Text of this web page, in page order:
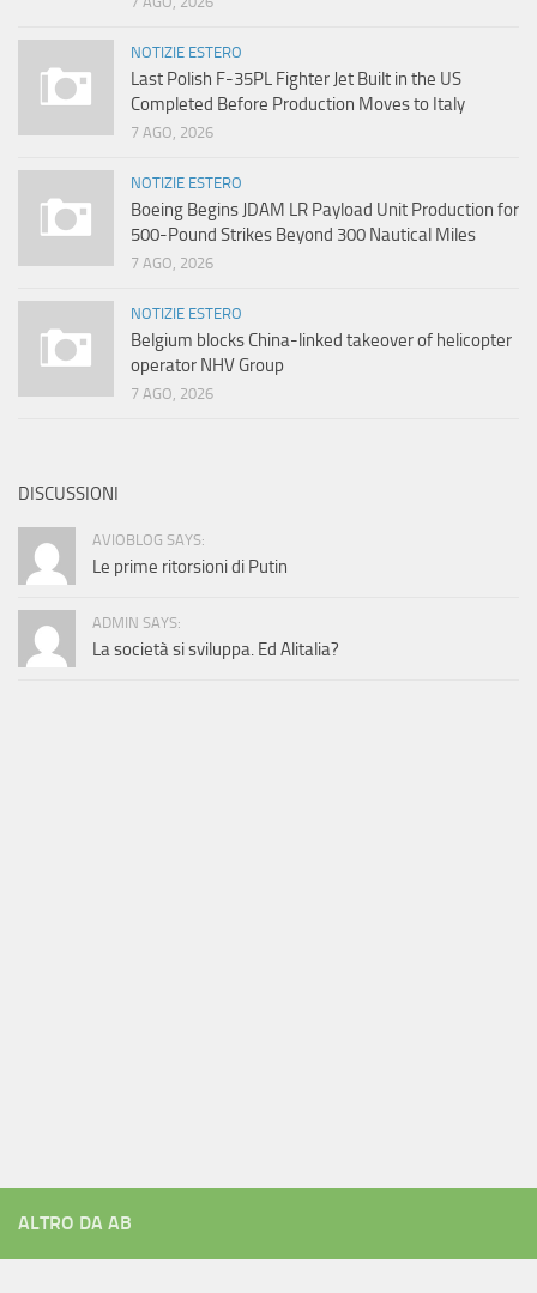
NOTIZIE ESTERO
Last Polish F-35PL Fighter Jet Built in the US
Completed Before Production Moves to Italy
7 AGO, 2026
NOTIZIE ESTERO
Boeing Begins JDAM LR Payload Unit Production for
500-Pound Strikes Beyond 300 Nautical Miles
7 AGO, 2026
NOTIZIE ESTERO
Belgium blocks China-linked takeover of helicopter
operator NHV Group
7 AGO, 2026
DISCUSSIONI
AVIOBLOG SAYS:
Le prime ritorsioni di Putin
ADMIN SAYS:
La società si sviluppa. Ed Alitalia?
ALTRO DA AB